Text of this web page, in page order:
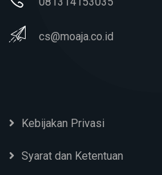
cs@moaja.co.id
Kebijakan Privasi
Syarat dan Ketentuan